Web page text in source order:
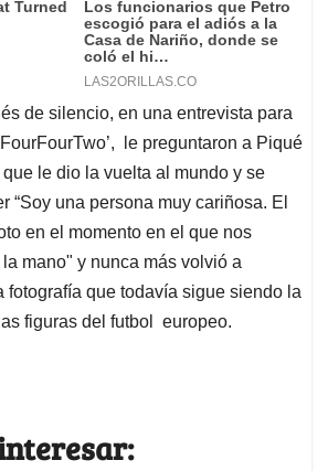
de silencio, en una entrevista para
le preguntaron a Piqué
le dio la vuelta al mundo y se
“Soy una persona muy cariñosa. El
en el momento en el que nos
mano" y nunca más volvió a
fotografía que todavía sigue siendo la
figuras del futbol europeo.